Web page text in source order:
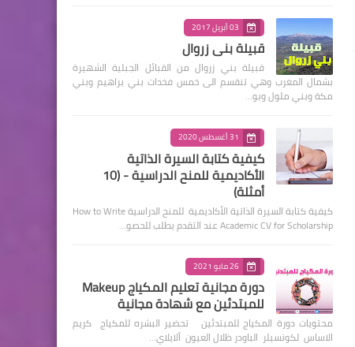
03 أبريل 2017
قبيلة بني زروال
قبيلة بني زروال من القبائل الجبلية الشهيرة
بشمال المغرب وهي تنقسم الى خمس فخدات بني براهيم وبني
مكة وبني ملول وبو…
31 أغسطس 2020
كيفية كتابة السيرة الذاتية
الأكاديمية للمنح الدراسية - (10
أمثلة)
كيفية كتابة السيرة الذاتية الأكاديمية للمنح الدراسية How to Write
Academic CV for Scholarship عند التقدم بطلب للحصو…
26 مايو 2021
دورة مجانية تعليم المكياج Makeup
للمبتدئين مع شهادة مجانية
محتويات دورة المكياج للمبتدئين تحضير البشره للمكياج كريم
الاساس لكونسيلر الباودر ظلال العيون ألايلاي…